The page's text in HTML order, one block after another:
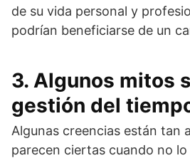
de su vida personal y
podrían beneficiarse de un
3. Algunos mitos
gestión del
Algunas creencias están tan
parecen ciertas cuando no